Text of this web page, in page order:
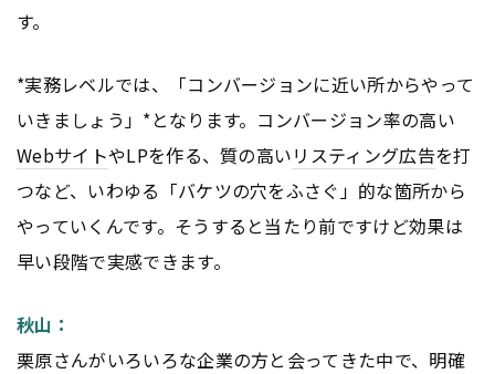
す。
*実務レベルでは、「コンバージョンに近い所からやって
いきましょう」*となります。コンバージョン率の高い
WebサイトやLPを作る、質の高いリスティング広告を打
つなど、いわゆる「バケツの穴をふさぐ」的な箇所から
やっていくんです。そうすると当たり前ですけど効果は
早い段階で実感できます。
秋山：
栗原さんがいろいろな企業の方と会ってきた中で、明確